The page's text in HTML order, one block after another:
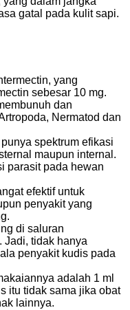
gatal pada kulit sapi.
yang
sebesar 10 mg.
dan
Nermatod dan
spektrum efikasi
maupun internal.
parasit pada hewan
efektif untuk
penyakit yang
di saluran
Jadi, tidak hanya
penyakit kudis pada
adalah 1 ml
itu tidak sama jika obat
lainnya.